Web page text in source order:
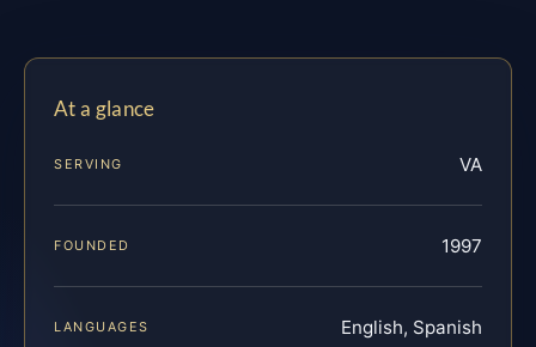
At a glance
SERVING VA
FOUNDED 1997
LANGUAGES English, Spanish